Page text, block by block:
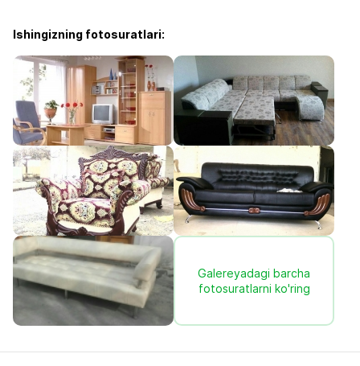
Ishingizning fotosuratlari:
Galereyadagi barcha
fotosuratlarni ko'ring